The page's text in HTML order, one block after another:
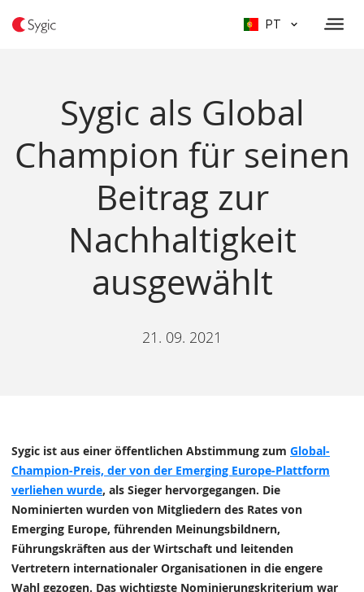
PT
Sygic als Global
Champion für seinen
Beitrag zur
Nachhaltigkeit
ausgewählt
21. 09. 2021
Sygic ist aus einer öffentlichen Abstimmung zum Global-
Champion-Preis, der von der Emerging Europe-Plattform
verliehen wurde, als Sieger hervorgegangen. Die
Nominierten wurden von Mitgliedern des Rates von
Emerging Europe, führenden Meinungsbildnern,
Führungskräften aus der Wirtschaft und leitenden
Vertretern internationaler Organisationen in die engere
Wahl gezogen. Das wichtigste Nominierungskriterium war